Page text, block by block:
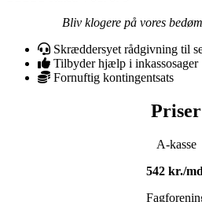
Bliv klogere på vores
Skræddersyet rådgivning til
Tilbyder hjælp i inkassosager
Fornuftig kontingentsats
Priser
A-kasse
542 kr./